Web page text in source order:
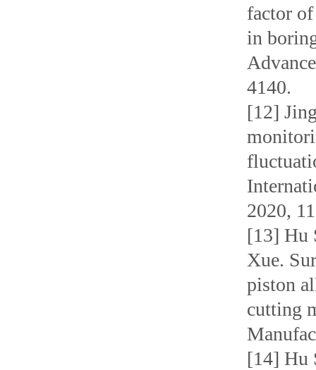
factor
in
4140.
[12]
2020,
[13] Hu
Xue.
piston
cutting
[14] Hu